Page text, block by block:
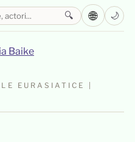
EURASIATICE |
🔍 🌐 🌙